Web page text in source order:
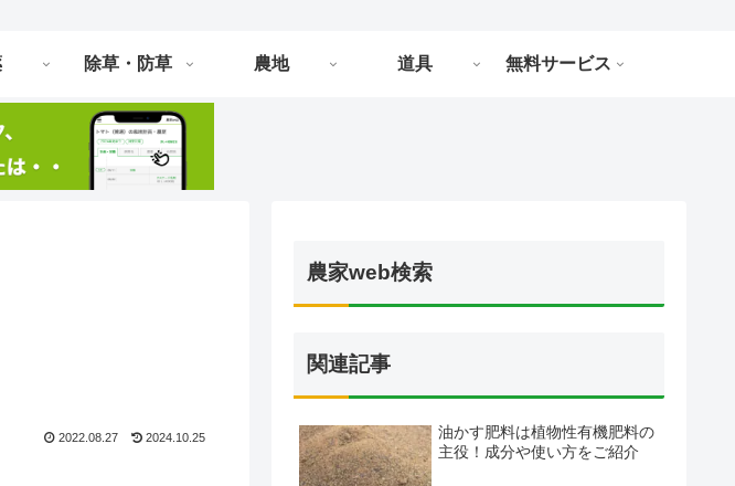
除草・防草 農地 道具 無料サービス
2022.08.27 2024.10.25
農家web検索
関連記事
油かす肥料は植物性有機肥料の
主役！成分や使い方をご紹介